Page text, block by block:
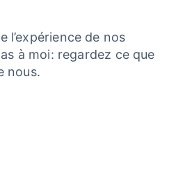
l’expérience de nos
à moi: regardez ce que
nous.